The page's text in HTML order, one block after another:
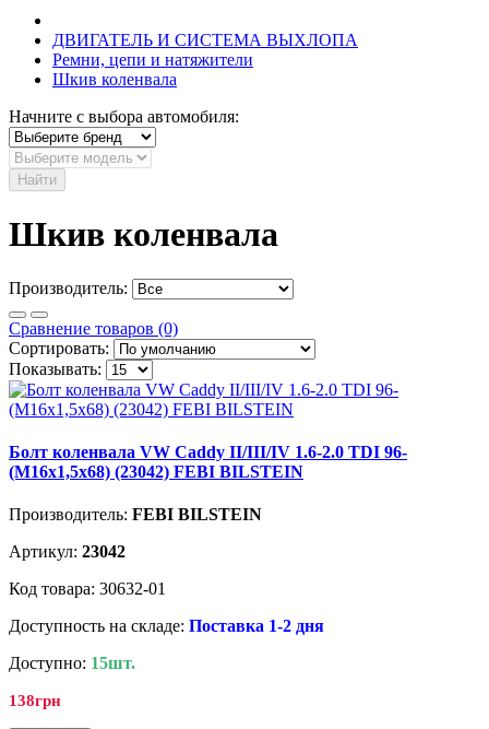
ДВИГАТЕЛЬ И СИСТЕМА ВЫХЛОПА
Ремни, цепи и натяжители
Шкив коленвала
Начните с выбора автомобиля:
Найти
Шкив коленвала
Производитель:
Сравнение товаров (0)
Сортировать:
Показывать:
Болт коленвала VW Caddy II/III/IV 1.6-2.0 TDI 96-
(M16x1,5x68) (23042) FEBI BILSTEIN
Производитель: FEBI BILSTEIN
Артикул: 23042
Код товара: 30632-01
Доступность на складе: Поставка 1-2 дня
Доступно: 15шт.
138грн